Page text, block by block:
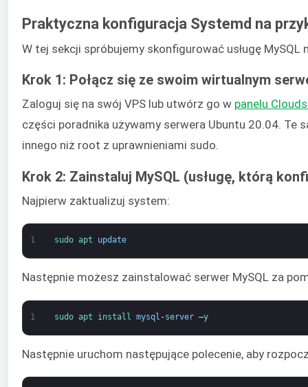
Praktyczna konfiguracja Systemd na
W tej sekcji spróbujemy skonfigurować usługę
Krok 1: Połącz się ze swoim wirtualnym
Zaloguj się na swój VPS lub utwórz go w panelu
części poradnika używamy serwera Ubuntu 20.04.
innego niż root z uprawnieniami sudo.
Krok 2: Zainstaluj MySQL (usługę, którą
Najpierw zaktualizuj system:
1 sudo apt update
Następnie możesz zainstalować serwer MySQL za
1 sudo apt install mysql -server –y
Następnie uruchom następujące polecenie, aby